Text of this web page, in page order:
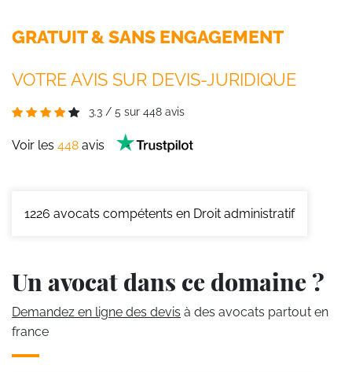
GRATUIT & SANS ENGAGEMENT
VOTRE AVIS SUR DEVIS-JURIDIQUE
3.3 / 5 sur 448 avis
Voir les 448 avis
1226 avocats compétents en Droit administratif
Un avocat dans ce domaine ?
Demandez en ligne des devis à des avocats partout en
france